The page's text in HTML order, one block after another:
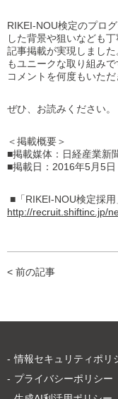
RIKEI-NOU検定のプロ
した背景や狙いなども丁
記事掲載が実現しまし
もユニークな取り組み
コメントを何度もいただ
ぜひ、お読みください。
＜掲載概要＞
■掲載媒体：日経産業新
■掲載日：2016年5月5日
■「RIKEI-NOU検定採用
http://recruit.shiftinc.jp/
< 前の記事
情報セキュリティポリ
プライバシーポリシー